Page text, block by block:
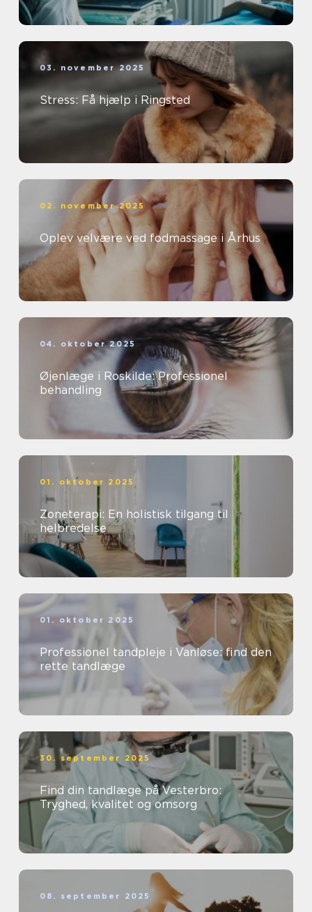
03. november 2025
Stress: Få hjælp i Ringsted
02. november 2025
Oplev velvære ved fodmassage i Århus
04. oktober 2025
Øjenlæge i Roskilde: Professionel
behandling
01. oktober 2025
Zoneterapi: En holistisk tilgang til
helbredelse
01. oktober 2025
Professionel tandpleje i Vanløse: find den
rette tandlæge
30. september 2025
Find din tandlæge på Vesterbro:
Tryghed, kvalitet og omsorg
08. september 2025